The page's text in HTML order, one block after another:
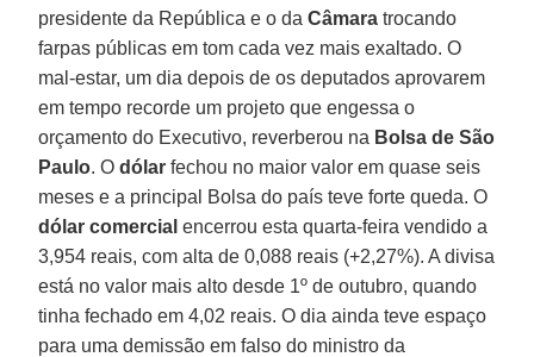
presidente da República e o daCâmara trocando
farpas públicas em tom cada vez mais exaltado. O
mal-estar, um dia depois de os deputados aprovarem
em tempo recorde um projeto que engessa o
orçamento do Executivo, reverberou na Bolsa de São
Paulo. Odólar fechou no maior valor em quase seis
meses e a principal Bolsa do país teve forte queda. O
dólar comercial encerrou esta quarta-feira vendido a
3,954 reais, com alta de 0,088 reais (+2,27%). A divisa
está no valor mais alto desde 1º de outubro, quando
tinha fechado em 4,02 reais. O dia ainda teve espaço
para uma demissão em falso do ministro da